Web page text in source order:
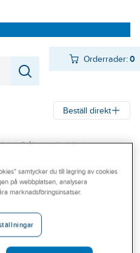
Orderrader:0
Beställ direkt
Stålrör och delar
Clamphylsa
svetsning SMS
samtycker du till lagring av cookies
på webbplatsen, analysera
marknadsföringsinsatser.